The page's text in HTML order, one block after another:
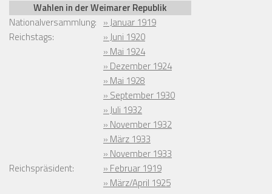
Wahlen in der Weimarer Republik
Nationalversammlung: » Januar 1919
Reichstags:
» Juni 1920
» Mai 1924
» Dezember 1924
» Mai 1928
» September 1930
» Juli 1932
» November 1932
» März 1933
» November 1933
Reichspräsident:
» Februar 1919
» März/April 1925